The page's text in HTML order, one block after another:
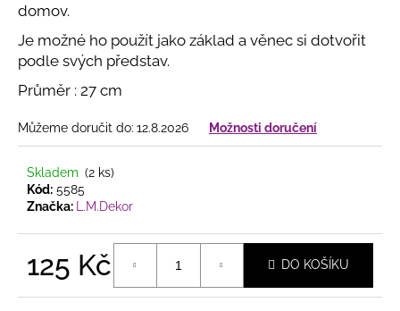
domov.
Je možné ho použít jako základ a věnec si dotvořit
podle svých představ.
Průměr : 27 cm
Můžeme doručit do: 12.8.2026 Možnosti doručení
Skladem (2 ks)
Kód: 5585
Značka: L.M.Dekor
125 Kč DO KOŠÍKU
MACRAMÉ
LAPAČ
SNŮ
S
LISTY
PŘÍRODNÍ
DEKORACE
HARMONICKÝ
DOMOV
V
STYLU
165
Kč